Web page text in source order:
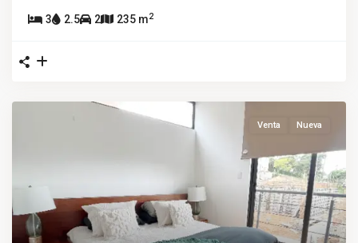
3 2.5 2 235 m2
Venta Nueva